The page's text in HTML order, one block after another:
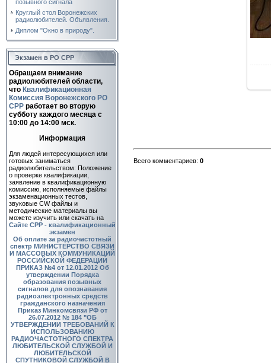
позывного сигнала
Круглый стол Воронежских
радиолюбителей. Объявления.
Диплом "Окно в природу".
Экзамен в РО СРР
Обращаем внимание
радиолюбителей области,
что Квалификационная
Комиссия Воронежского РО
СРР работает во вторую
субботу каждого месяца c
10:00 до 14:00 мск.
Информация
Для людей интересующихся или
готовых заниматься
радиолюбительством: Положение
о проверке квалификации,
заявление в квалификационную
комиссию, исполняемые файлы
экзаменационных тестов,
звуковые CW файлы и
методические материалы вы
можете изучить или скачать на
Сайте СРР - квалификационный
экзамен
Об оплате за радиочастотный
спектр МИНИСТЕРСТВО СВЯЗИ
И МАССОВЫХ КОММУНИКАЦИЙ
РОССИЙСКОЙ ФЕДЕРАЦИИ
ПРИКАЗ №4 от 12.01.2012 Об
утверждении Порядка
образования позывных
сигналов для опознавания
радиоэлектронных средств
гражданского назначения
Приказ Минкомсвязи РФ от
26.07.2012 № 184 "ОБ
УТВЕРЖДЕНИИ ТРЕБОВАНИЙ К
ИСПОЛЬЗОВАНИЮ
РАДИОЧАСТОТНОГО СПЕКТРА
ЛЮБИТЕЛЬСКОЙ СЛУЖБОЙ И
ЛЮБИТЕЛЬСКОЙ
СПУТНИКОВОЙ СЛУЖБОЙ В
Всего комментариев: 0